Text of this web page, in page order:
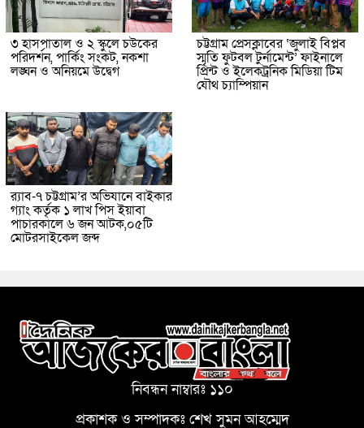
৩ হাসপাতাল ও ২ স্কুলে চউকের
পরিদর্শন, পার্কিং সংকট, নকশা
লঙ্ঘন ও অনিয়মে উদ্বেগ
চট্টগ্রাম প্রেসক্লাবের ‘জুলাই বিপ্লব
স্মৃতি ফুটবল টুর্নামেন্ট’ ফাইনালে
প্রিন্ট ও ইলেকট্রনিক মিডিয়া টিম
যৌথ চ্যাম্পিয়ান
র‌্যাব-৭ চট্টগ্রাম’র অভিযানে বাইকার
গ্যাং কর্তৃক ১ লাখ পিস ইয়াবা
পাচারকালে ৬ জন আটক,০৫টি
মোটরসাইকেল জব্দ
নিবন্ধন নাম্বারঃ ১১০
প্রকাশক ও সম্পাদকঃ শেখ সুমন আহম্মেদ